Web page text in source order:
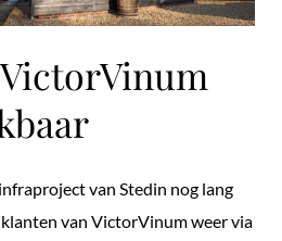
van Stedin nog lang
van VictorVinum weer via